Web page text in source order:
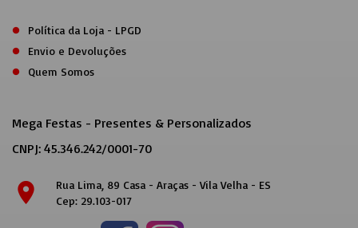
Política da Loja - LPGD
Envio e Devoluções
Quem Somos
Mega Festas - Presentes & Personalizados
CNPJ: 45.346.242/0001-70
location_on
Rua Lima, 89 Casa - Araças - Vila Velha - ES
Cep: 29.103-017